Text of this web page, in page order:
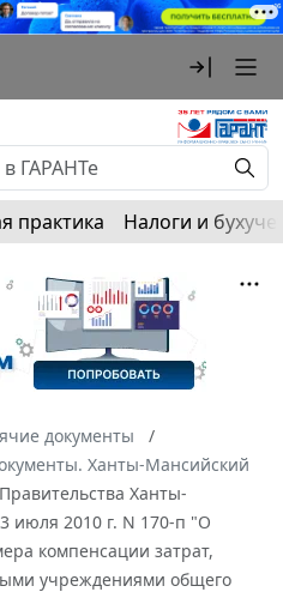
практика Налоги и
документы
Ханты-Мансийский
Ханты-
июля 2010 г. N 170-п "О
компенсации затрат,
учреждениями общего